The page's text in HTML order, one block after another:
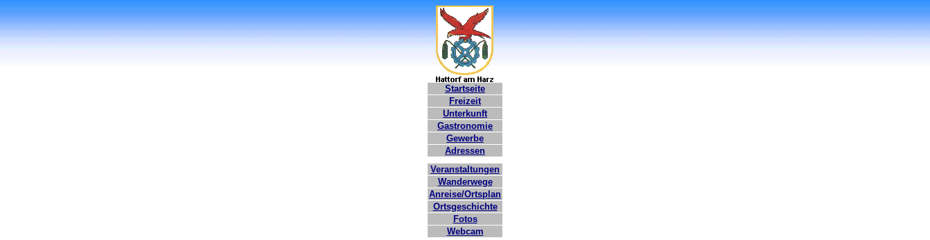
Startseite
Freizeit
Unterkunft
Gastronomie
Gewerbe
Adressen
Veranstaltungen
Wanderwege
Anreise/Ortsplan
Ortsgeschichte
Fotos
Webcam